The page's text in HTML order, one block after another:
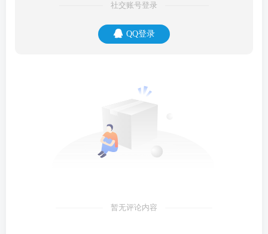
社交账号登录
QQ登录
暂无评论内容